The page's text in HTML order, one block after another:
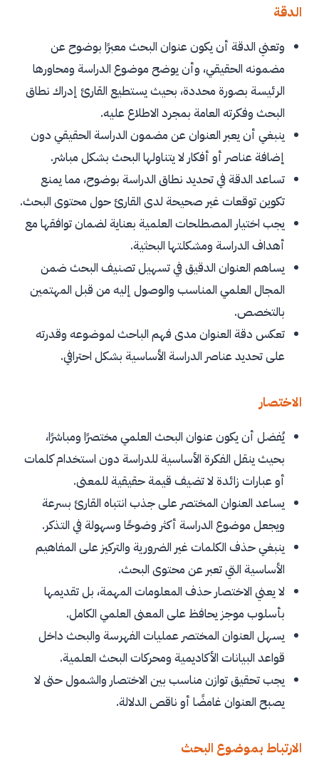
الدقة
وتعني الدقة أن يكون عنوان البحث معبرًا بوضوح عن
مضمونه الحقيقي، وأن يوضح موضوع الدراسة ومحاورها
الرئيسة بصورة محددة، بحيث يستطيع القارئ إدراك نطاق
البحث وفكرته العامة بمجرد الاطلاع عليه.
ينبغي أن يعبر العنوان عن مضمون الدراسة الحقيقي دون
إضافة عناصر أو أفكار لا يتناولها البحث بشكل مباشر.
تساعد الدقة في تحديد نطاق الدراسة بوضوح، مما يمنع
تكوين توقعات غير صحيحة لدى القارئ حول محتوى البحث.
يجب اختيار المصطلحات العلمية بعناية لضمان توافقها مع
أهداف الدراسة ومشكلتها البحثية.
يساهم العنوان الدقيق في تسهيل تصنيف البحث ضمن
المجال العلمي المناسب والوصول إليه من قبل المهتمين
بالتخصص.
تعكس دقة العنوان مدى فهم الباحث لموضوعه وقدرته
على تحديد عناصر الدراسة الأساسية بشكل احترافي.
الاختصار
يُفضل أن يكون عنوان البحث العلمي مختصرًا ومباشرًا،
بحيث ينقل الفكرة الأساسية للدراسة دون استخدام كلمات
أو عبارات زائدة لا تضيف قيمة حقيقية للمعنى.
يساعد العنوان المختصر على جذب انتباه القارئ بسرعة
ويجعل موضوع الدراسة أكثر وضوحًا وسهولة في التذكر.
ينبغي حذف الكلمات غير الضرورية والتركيز على المفاهيم
الأساسية التي تعبر عن محتوى البحث.
لا يعني الاختصار حذف المعلومات المهمة، بل تقديمها
بأسلوب موجز يحافظ على المعنى العلمي الكامل.
يسهل العنوان المختصر عمليات الفهرسة والبحث داخل
قواعد البيانات الأكاديمية ومحركات البحث العلمية.
يجب تحقيق توازن مناسب بين الاختصار والشمول حتى لا
يصبح العنوان غامضًا أو ناقص الدلالة.
الارتباط بموضوع البحث